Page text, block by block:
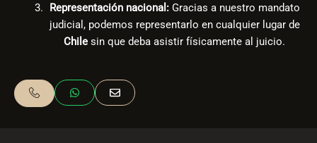
Representación nacional:Gracias a nuestro mandato
judicial, podemos representarlo en cualquier lugar de
Chile sin que deba asistir físicamente al juicio.